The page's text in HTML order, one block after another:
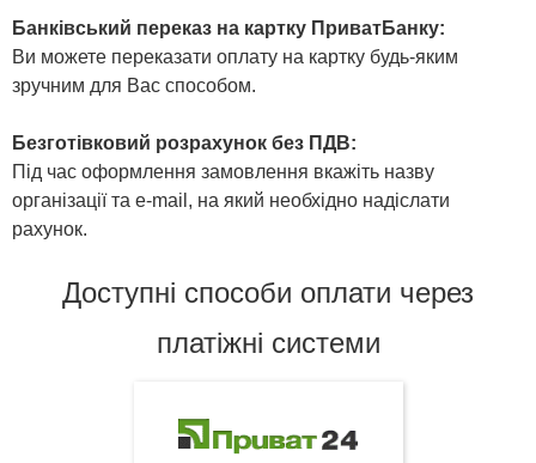
Банківський переказ на картку ПриватБанку:
Ви можете переказати оплату на картку будь-яким
зручним для Вас способом.
Безготівковий розрахунок без ПДВ:
Під час оформлення замовлення вкажіть назву
організації та e-mail, на який необхідно надіслати
рахунок.
Доступні способи оплати через
платіжні системи